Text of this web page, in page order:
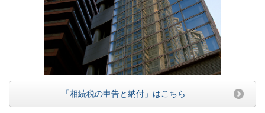
「相続税の申告と納付」はこちら